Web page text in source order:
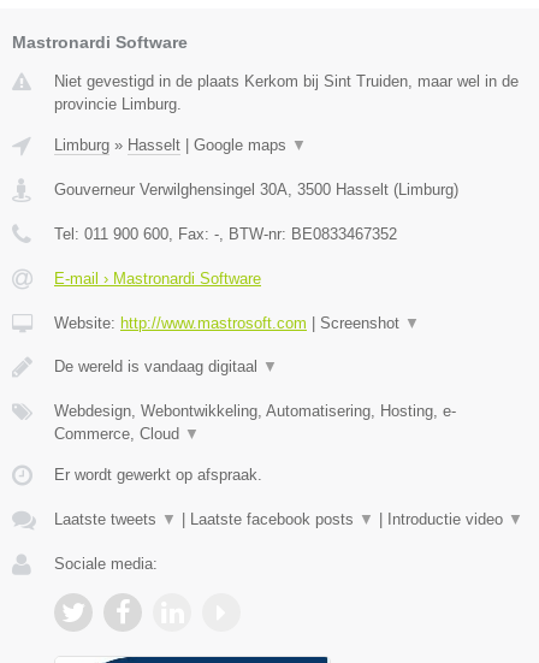
Mastronardi Software
Niet gevestigd in de plaats Kerkom bij Sint Truiden, maar wel in de
provincie Limburg.
Limburg » Hasselt Google maps ▼
Gouverneur Verwilghensingel 30A, 3500 Hasselt (Limburg)
Tel: 011 900 600, Fax: -, BTW-nr: BE0833467352
E-mail › Mastronardi Software
Website: http://www.mastrosoft.com Screenshot ▼
De wereld is vandaag digitaal ▼
Webdesign, Webontwikkeling, Automatisering, Hosting, e-
Commerce, Cloud ▼
Er wordt gewerkt op afspraak.
Laatste tweets ▼ Laatste facebook posts ▼ Introductie video ▼
Sociale media: